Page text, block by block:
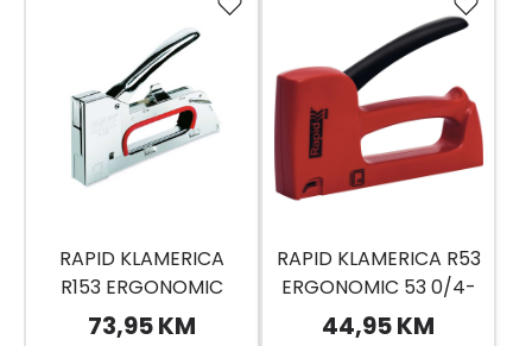
RAPID KLAMERICA
R153 ERGONOMIC
530/4-8MM
73,95 KM
RAPID KLAMERICA R53
ERGONOMIC 53 0/4-
10MM
44,95 KM